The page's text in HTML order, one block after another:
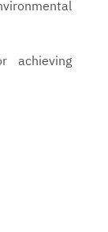
achieving